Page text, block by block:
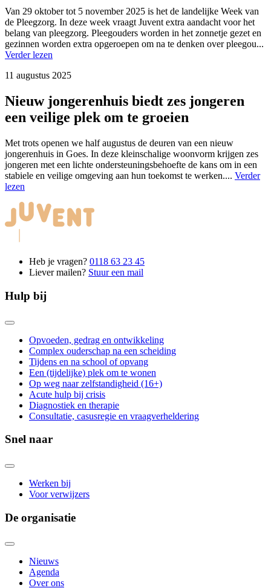
Van 29 oktober tot 5 november 2025 is het de landelijke Week van
de Pleegzorg. In deze week vraagt Juvent extra aandacht voor het
belang van pleegzorg. Pleegouders worden in het zonnetje gezet en
gezinnen worden extra opgeroepen om na te denken over pleegou...
Verder lezen
11 augustus 2025
Nieuw jongerenhuis biedt zes jongeren
een veilige plek om te groeien
Met trots openen we half augustus de deuren van een nieuw
jongerenhuis in Goes. In deze kleinschalige woonvorm krijgen zes
jongeren met een lichte ondersteuningsbehoefte de kans om in een
stabiele en veilige omgeving aan hun toekomst te werken.... Verder
lezen
Heb je vragen? 0118 63 23 45
Liever mailen? Stuur een mail
Hulp bij
Opvoeden, gedrag en ontwikkeling
Complex ouderschap na een scheiding
Tijdens en na school of opvang
Een (tijdelijke) plek om te wonen
Op weg naar zelfstandigheid (16+)
Acute hulp bij crisis
Diagnostiek en therapie
Consultatie, casusregie en vraagverheldering
Snel naar
Werken bij
Voor verwijzers
De organisatie
Nieuws
Agenda
Over ons